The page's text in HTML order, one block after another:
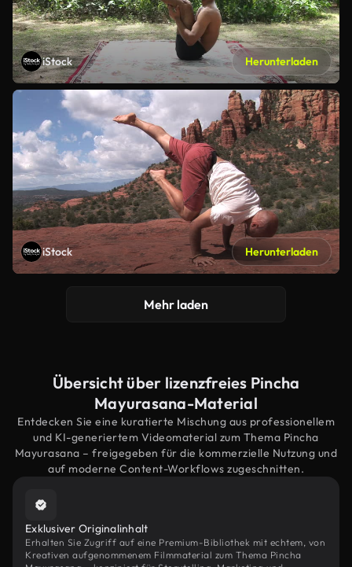
iStock Herunterladen
iStock Herunterladen
Mehr laden
Übersicht über lizenzfreies Pincha
Mayurasana-Material
Entdecken Sie eine kuratierte Mischung aus professionellem
und KI-generiertem Videomaterial zum Thema Pincha
Mayurasana – freigegeben für die kommerzielle Nutzung und
auf moderne Content-Workflows zugeschnitten.
Exklusiver Originalinhalt
Erhalten Sie Zugriff auf eine Premium-Bibliothek mit echtem, von
Kreativen aufgenommenem Filmmaterial zum Thema Pincha